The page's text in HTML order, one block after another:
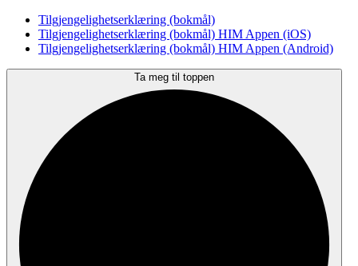
Tilgjengelighetserklæring (bokmål)
Tilgjengelighetserklæring (bokmål) HIM Appen (iOS)
Tilgjengelighetserklæring (bokmål) HIM Appen (Android)
Ta meg til toppen